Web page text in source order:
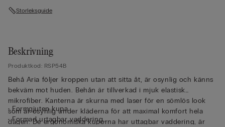
Storleksguide
Beskrivning
Produktkod: RSP54B
Behå Aria följer kroppen utan att sitta åt, är osynlig och känns
bekväm mot huden. Behån är tillverkad i mjuk elastisk
mikrofiber. Kanterna är skurna med laser för en sömlös look
som är osynlig under kläderna för att maximal komfort hela
dagen. De ergonomiska kuporna har uttagbar vaddering, är
• Formgjuten kupa
• Formad urtagbar vaddering